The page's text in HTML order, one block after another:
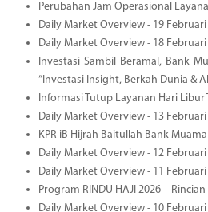
Perubahan Jam Operasional
Daily Market Overview - 19 Februari
Daily Market Overview - 18 Februari
Investasi Sambil Beramal, Bank
“Investasi Insight, Berkah Dunia &
Informasi Tutup Layanan Hari Libur
Daily Market Overview - 13 Februari
KPR iB Hijrah Baitullah Bank
Daily Market Overview - 12 Februari
Daily Market Overview - 11 Februari
Program RINDU HAJI 2026 –
Daily Market Overview - 10 Februari